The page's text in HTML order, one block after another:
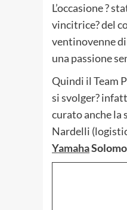
L’occasione ?
vincitrice? del
ventinovenne
una passione
Quindi il Team
si svolger?
curato anche la
Nardelli
Yamaha